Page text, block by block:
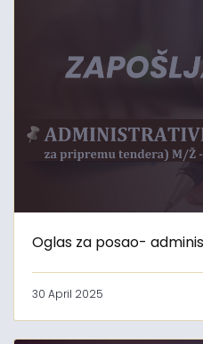
Oglas za posao-
30 April 2025